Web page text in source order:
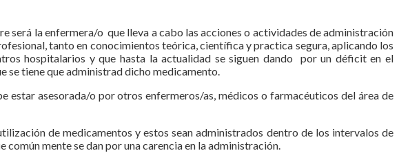
será la enfermera/o que lleva a cabo las acciones o actividades de administración
tanto en conocimientos teórica, científica y practica segura, aplicando los
hospitalarios y que hasta la actualidad se siguen dando por un déficit en el
se tiene que administrad dicho medicamento.
asesorada/o por otros enfermeros/as, médicos o farmacéuticos del área de
de medicamentos y estos sean administrados dentro de los intervalos de
mente se dan por una carencia en la administración.